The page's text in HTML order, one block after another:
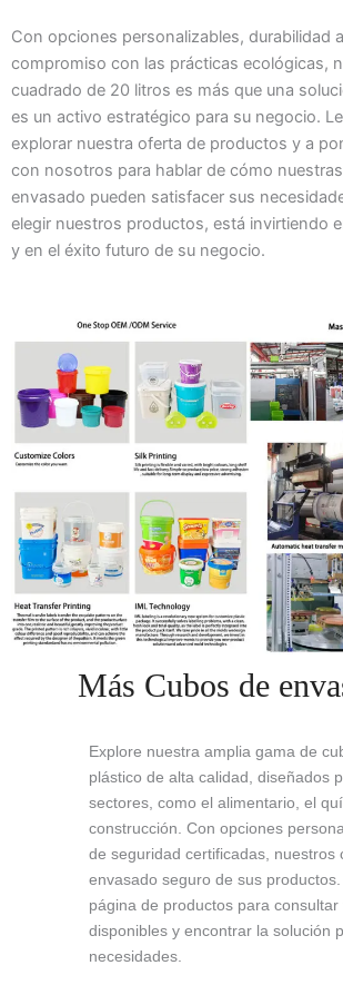
Con opciones personalizables, durabilidad
compromiso con las prácticas ecológicas,
cuadrado de 20 litros es más que una
es un activo estratégico para su negocio.
explorar nuestra oferta de productos y a
con nosotros para hablar de cómo
envasado pueden satisfacer sus
elegir nuestros productos, está invirtiendo
y en el éxito futuro de su negocio.
Más Cubos de
Explore nuestra amplia gama de
plástico de alta calidad, diseñados
sectores, como el alimentario, el
construcción. Con opciones
de seguridad certificadas, nuestros
envasado seguro de sus
página de productos para
disponibles y encontrar la solución
necesidades.